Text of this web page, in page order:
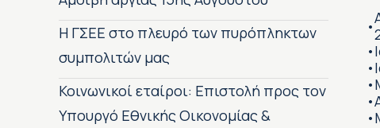
H ΓΣΕΕ στο πλευρό των πυρόπληκτων
συμπολιτών μας
Κοινωνικοί εταίροι: Επιστολή προς τον
Υπουργό Εθνικής Οικονομίας &
•
•
•
•
•
•